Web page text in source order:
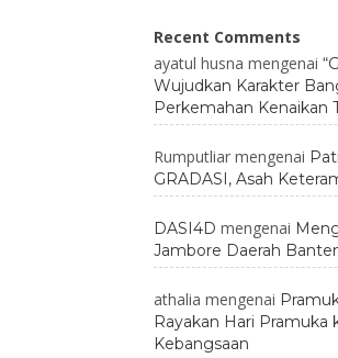
Recent Comments
ayatul husna mengenai
Wujudkan Karakter
Perkemahan Kenaikan
Rumputliarmengenai
GRADASI, Asah
DASI4D mengenai
Jambore Daerah
athalia mengenai
Rayakan Hari
Kebangsaan